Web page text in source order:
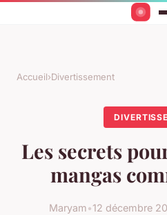
Accueil›Divertissement
Les secrets
mangas
Maryam•12 décembre